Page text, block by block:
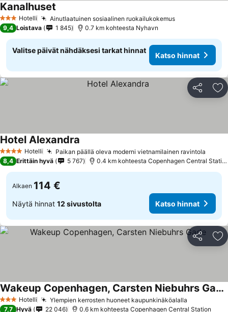
3 Tähtiluokitus
Hotelli Ainutlaatuinen sosiaalinen ruokailukokemus
Kanalhuset
9,4 Loistava 1 845 0.7 km kohteesta Nyhavn
Valitse päivät nähdäksesi tarkat hinnat
Katso hinnat
Jaa
4 Tähtiluokitus
Hotelli Paikan päällä oleva moderni vietnamilainen ravintola
Hotel Alexandra
8,4 Erittäin hyvä 5 767 0.4 km kohteesta Copenhagen Central Station
Alkaen 114 €
Näytä hinnat 12 sivustolta Katso hinnat
Jaa
3 Tähtiluokitus
Hotelli Ylempien kerrosten huoneet kaupunkinäköalalla
Wakeup Copenhagen, Carsten Niebuhrs Gade
7,7 Hyvä 22 046 0.6 km kohteesta Copenhagen Central Station